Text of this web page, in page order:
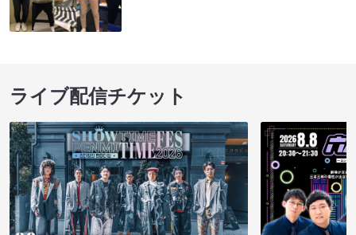
ライブ配信チケット